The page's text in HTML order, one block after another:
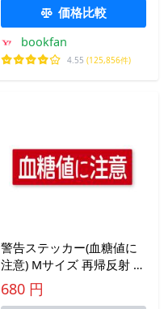
価格比較
bookfan
4.55 (125,856件)
警告ステッカー(血糖値に
注意) Mサイズ 再帰反射 キ
ャンプ 糖尿病 キャンプ飯
糖質制限 レシピ クッカー
680 円